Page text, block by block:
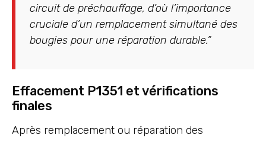
circuit de préchauffage, d’où l’importance
cruciale d’un remplacement simultané des
bougies pour une réparation durable.”
Effacement P1351 et vérifications
finales
Après remplacement ou réparation des